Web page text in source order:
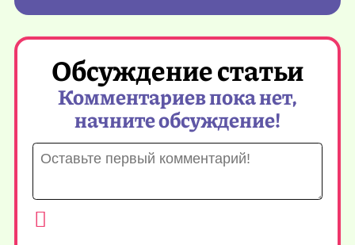
Обсуждение статьи
Комментариев пока нет,
начните обсуждение!